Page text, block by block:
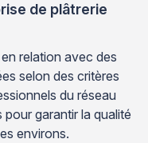
de plâtrerie
relation avec des
selon des critères
du réseau
garantir la qualité
environs.